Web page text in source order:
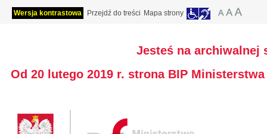
Wersja kontrastowa Przejdź do treści Mapa strony
Jesteś na archiwalnej
Od 20 lutego 2019 r. strona BIP